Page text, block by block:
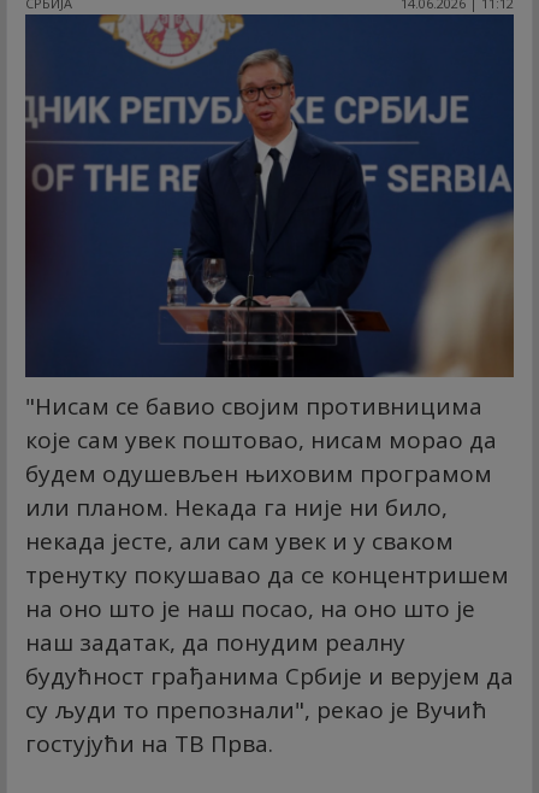
"Нисам се бавио својим противницима
које сам увек поштовао, нисам морао да
будем одушевљен њиховим програмом
или планом. Некада га није ни било,
некада јесте, али сам увек и у сваком
тренутку покушавао да се концентришем
на оно што је наш посао, на оно што је
наш задатак, да понудим реалну
будућност грађанима Србије и верујем да
су људи то препознали", рекао је Вучић
гостујући на ТВ Прва.